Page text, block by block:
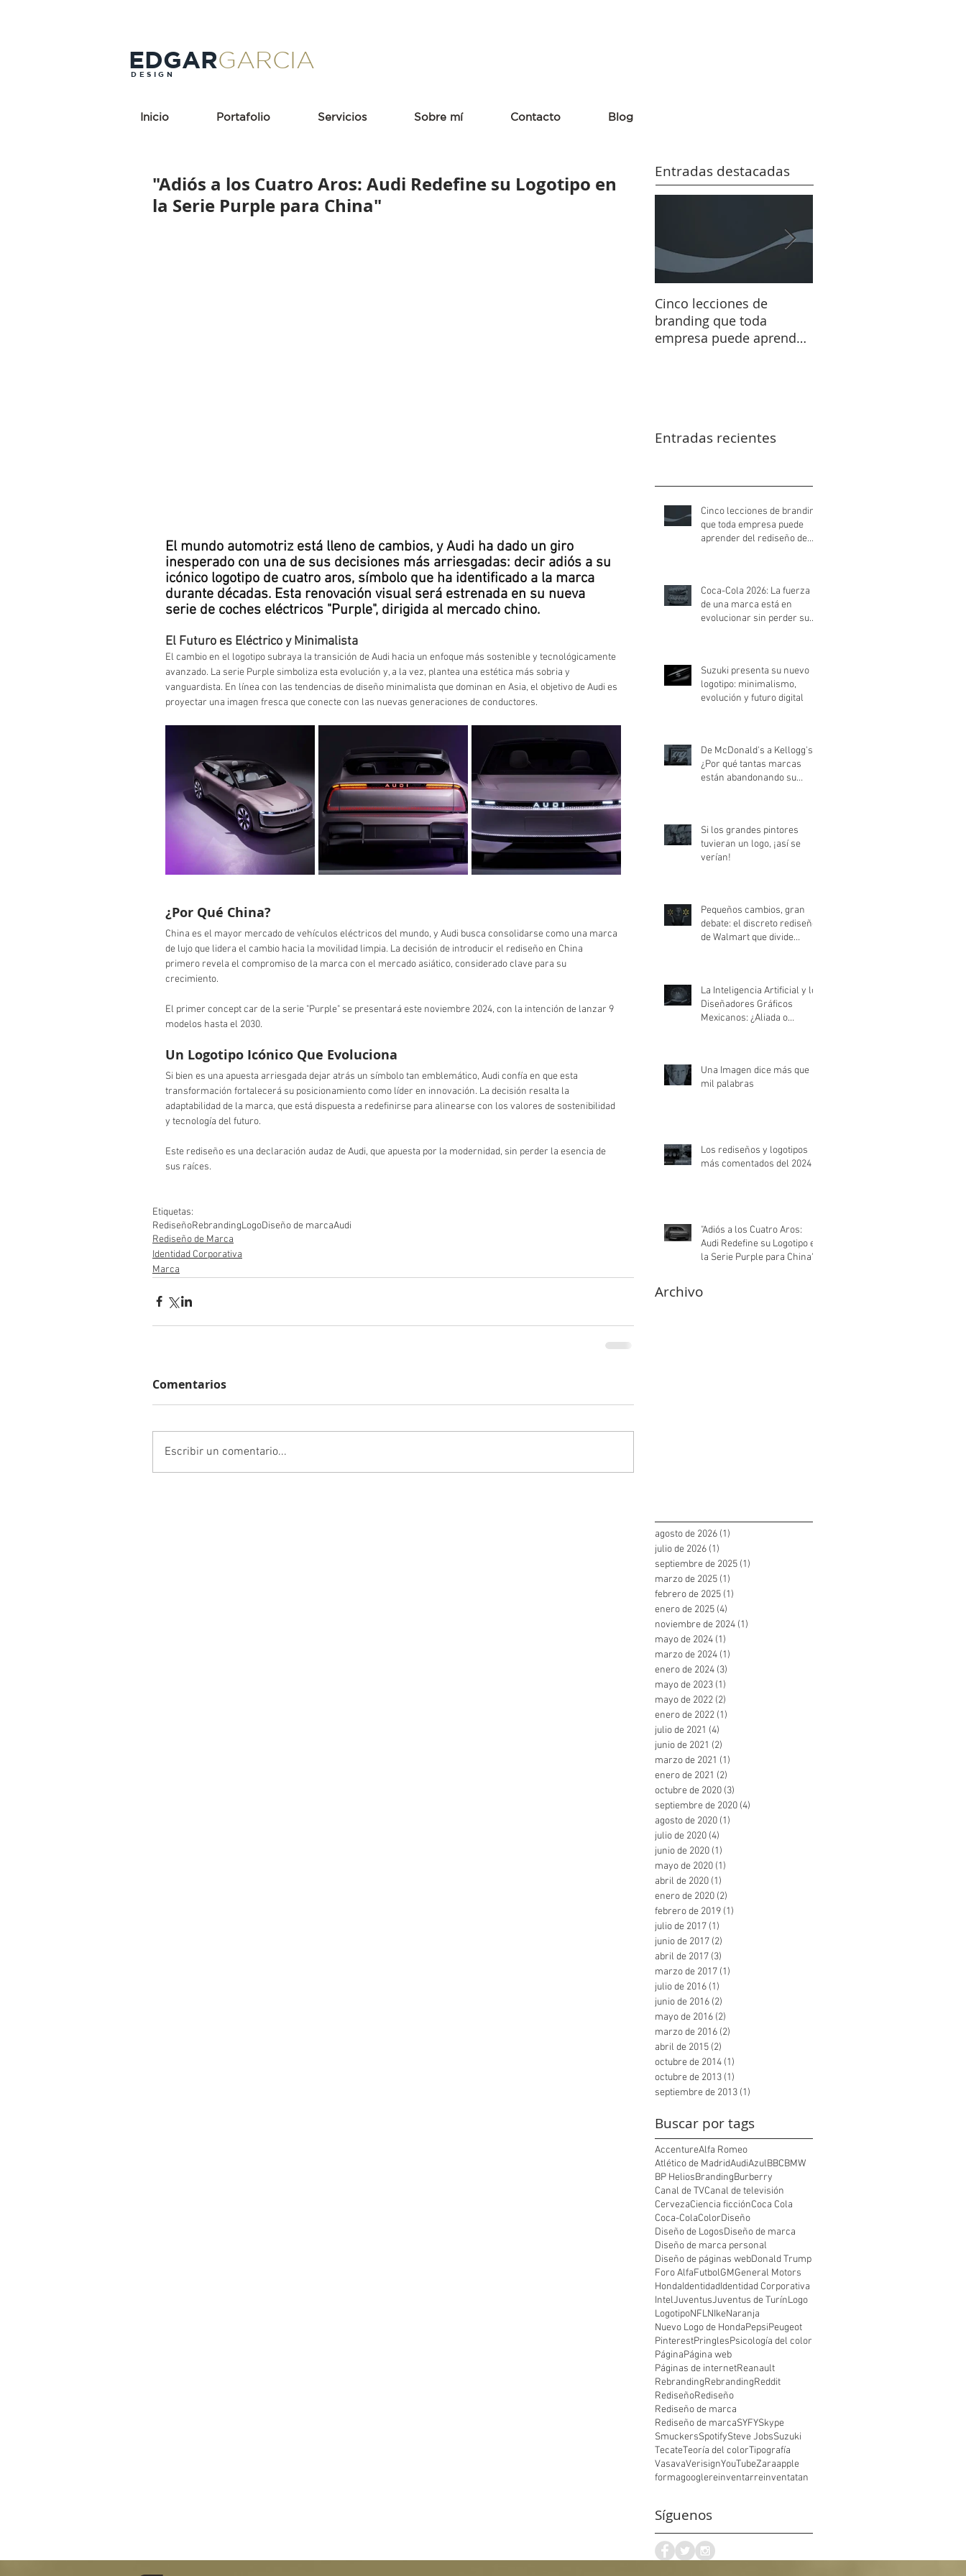
DESIGN
EDGARGARCIA
Inicio Portafolio Servicios Sobre mí Contacto Blog
"Adiós a los Cuatro Aros: Audi Redefine su Logotipo en
la Serie Purple para China"
El mundo automotriz está lleno de cambios, y Audi ha dado un giro
inesperado con una de sus decisiones más arriesgadas: decir adiós a su
icónico logotipo de cuatro aros, símbolo que ha identificado a la marca
durante décadas. Esta renovación visual será estrenada en su nueva
serie de coches eléctricos "Purple", dirigida al mercado chino.
El Futuro es Eléctrico y Minimalista
El cambio en el logotipo subraya la transición de Audi hacia un enfoque más sostenible y tecnológicamente
avanzado. La serie Purple simboliza esta evolución y, a la vez, plantea una estética más sobria y
vanguardista. En línea con las tendencias de diseño minimalista que dominan en Asia, el objetivo de Audi es
proyectar una imagen fresca que conecte con las nuevas generaciones de conductores.
¿Por Qué China?
China es el mayor mercado de vehículos eléctricos del mundo, y Audi busca consolidarse como una marca
de lujo que lidera el cambio hacia la movilidad limpia. La decisión de introducir el rediseño en China
primero revela el compromiso de la marca con el mercado asiático, considerado clave para su
crecimiento.
El primer concept car de la serie "Purple" se presentará este noviembre 2024, con la intención de lanzar 9
modelos hasta el 2030.
Un Logotipo Icónico Que Evoluciona
Si bien es una apuesta arriesgada dejar atrás un símbolo tan emblemático, Audi confía en que esta
transformación fortalecerá su posicionamiento como líder en innovación. La decisión resalta la
adaptabilidad de la marca, que está dispuesta a redefinirse para alinearse con los valores de sostenibilidad
y tecnología del futuro.
Este rediseño es una declaración audaz de Audi, que apuesta por la modernidad, sin perder la esencia de
sus raíces.
Etiquetas:
RediseñoRebrandingLogoDiseño de marcaAudi
Rediseño de Marca
Identidad Corporativa
Marca
Comentarios
Escribir un comentario...
Entradas destacadas
Cinco lecciones de
branding que toda
empresa puede aprender
Entradas recientes
Cinco lecciones de branding
que toda empresa puede
aprender del rediseño de
Coca-Cola 2026: La fuerza
de una marca está en
evolucionar sin perder su
Suzuki presenta su nuevo
logotipo: minimalismo,
evolución y futuro digital
De McDonald's a Kellogg's:
¿Por qué tantas marcas
están abandonando su
Si los grandes pintores
tuvieran un logo, ¡así se
verían!
Pequeños cambios, gran
debate: el discreto rediseño
de Walmart que divide
La Inteligencia Artificial y los
Diseñadores Gráficos
Mexicanos: ¿Aliada o
Una Imagen dice más que
mil palabras
Los rediseños y logotipos
más comentados del 2024
"Adiós a los Cuatro Aros:
Audi Redefine su Logotipo en
la Serie Purple para China"
Archivo
agosto de 2026 (1)
julio de 2026 (1)
septiembre de 2025 (1)
marzo de 2025 (1)
febrero de 2025 (1)
enero de 2025 (4)
noviembre de 2024 (1)
mayo de 2024 (1)
marzo de 2024 (1)
enero de 2024 (3)
mayo de 2023 (1)
mayo de 2022 (2)
enero de 2022 (1)
julio de 2021 (4)
junio de 2021 (2)
marzo de 2021 (1)
enero de 2021 (2)
octubre de 2020 (3)
septiembre de 2020 (4)
agosto de 2020 (1)
julio de 2020 (4)
junio de 2020 (1)
mayo de 2020 (1)
abril de 2020 (1)
enero de 2020 (2)
febrero de 2019 (1)
julio de 2017 (1)
junio de 2017 (2)
abril de 2017 (3)
marzo de 2017 (1)
julio de 2016 (1)
junio de 2016 (2)
mayo de 2016 (2)
marzo de 2016 (2)
abril de 2015 (2)
octubre de 2014 (1)
octubre de 2013 (1)
septiembre de 2013 (1)
Buscar por tags
AccentureAlfa Romeo
Atlético de MadridAudiAzulBBCBMW
BP HeliosBrandingBurberry
Canal de TVCanal de televisión
CervezaCiencia ficciónCoca Cola
Coca-ColaColorDiseño
Diseño de LogosDiseño de marca
Diseño de marca personal
Diseño de páginas webDonald Trump
Foro AlfaFutbolGMGeneral Motors
HondaIdentidadIdentidad Corporativa
IntelJuventusJuventus de TurínLogo
LogotipoNFLNIkeNaranja
Nuevo Logo de HondaPepsiPeugeot
PinterestPringlesPsicología del color
PáginaPágina web
Páginas de internetReanault
RebrandingRebrandingReddit
RediseñoRediseño
Rediseño de marca
Rediseño de marcaSYFYSkype
SmuckersSpotifySteve JobsSuzuki
TecateTeoría del colorTipografía
VasavaVerisignYouTubeZaraapple
formagooglereinventarreinventatan
Síguenos